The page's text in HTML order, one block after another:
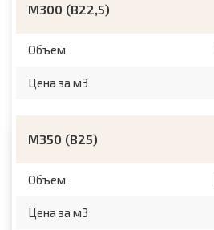
М300 (B22,5)
Объем
Цена за м3
М350 (B25)
Объем
Цена за м3